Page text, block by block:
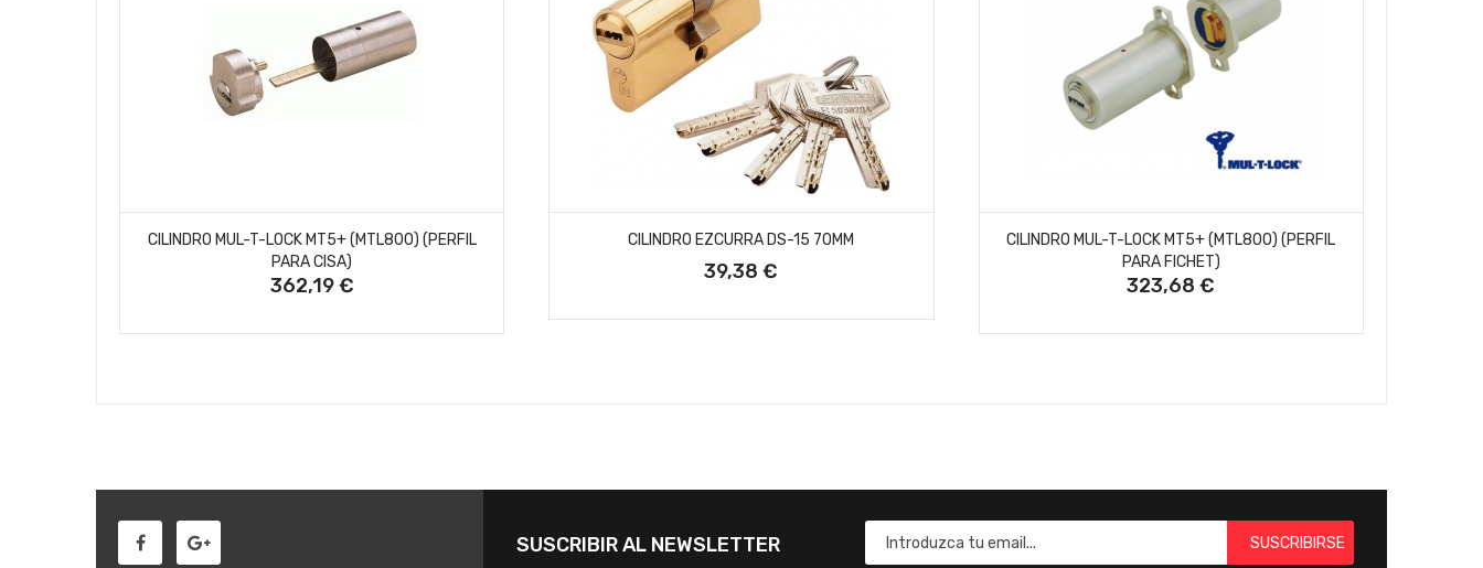
AÑADIR AL CARRITO
CILINDRO MUL-T-LOCK MT5+ (MTL800) (PERFIL
PARA CISA)
362,19 €
AÑADIR AL CARRITO
CILINDRO EZCURRA DS-15 70MM
39,38 €
AÑADIR AL CARRITO
CILINDRO MUL-T-LOCK MT5+ (MTL800) (PERFIL
PARA FICHET)
323,68 €
SUSCRIBIR AL NEWSLETTER SUSCRIBIRSE